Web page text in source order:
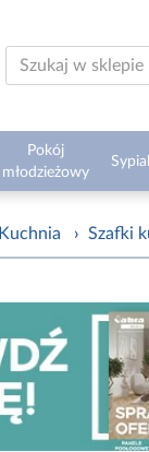
Pokój
młodzieżowy
Kuchnia › Szafki